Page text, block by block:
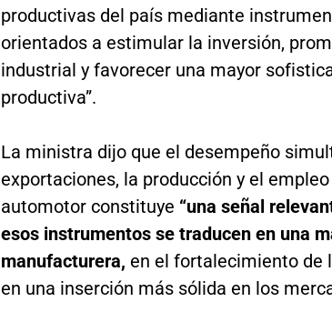
productivas del país mediante
orientados a estimular la inversión,
industrial y favorecer una mayor
productiva”.
La ministra dijo que el desempeño
exportaciones, la producción y el
automotor constituye “una señal
esos instrumentos se traducen en una
manufacturera, en el fortalecimiento de
en una inserción más sólida en los